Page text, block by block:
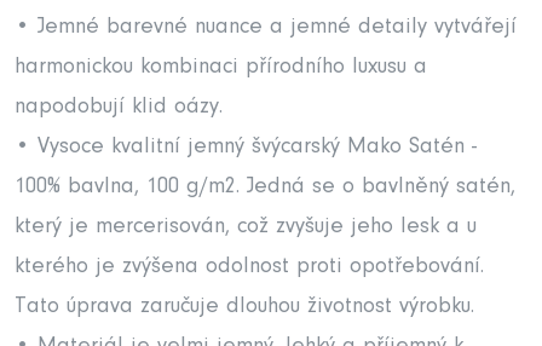
• Jemné barevné nuance a jemné detaily vytvářejí
harmonickou kombinaci přírodního luxusu a
napodobují klid oázy.
• Vysoce kvalitní jemný švýcarský Mako Satén -
100% bavlna, 100 g/m2. Jedná se o bavlněný satén,
který je mercerisován, což zvyšuje jeho lesk a u
kterého je zvýšena odolnost proti opotřebování.
Tato úprava zaručuje dlouhou životnost výrobku.